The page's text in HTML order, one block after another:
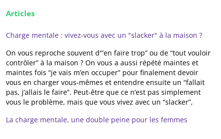
Articles
Charge mentale : vivez-vous avec un "slacker" à la maison ?
On vous reproche souvent d'”en faire trop” ou de “tout vouloir
contrôler” à la maison ? On vous a aussi répété maintes et
maintes fois “je vais m’en occuper” pour finalement devoir
vous en charger vous-mêmes et entendre ensuite un “fallait
pas, j’allais le faire”. Peut-être que ce n’est pas simplement
vous le problème, mais que vous vivez avec un “slacker”,
La charge mentale, une double peine pour les femmes